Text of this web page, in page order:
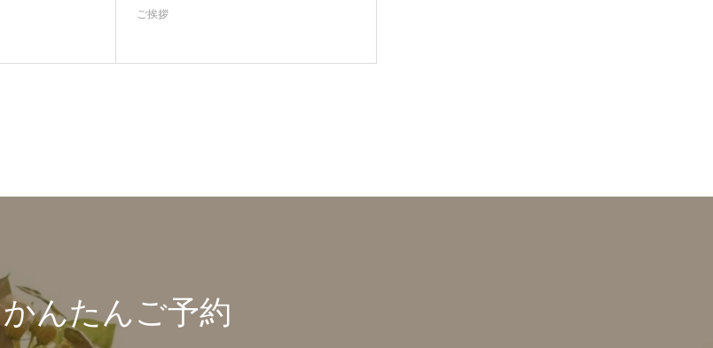
ご挨拶
かんたんご予約